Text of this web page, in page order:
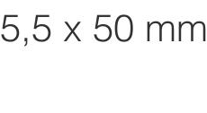
5,5 x 50 mm